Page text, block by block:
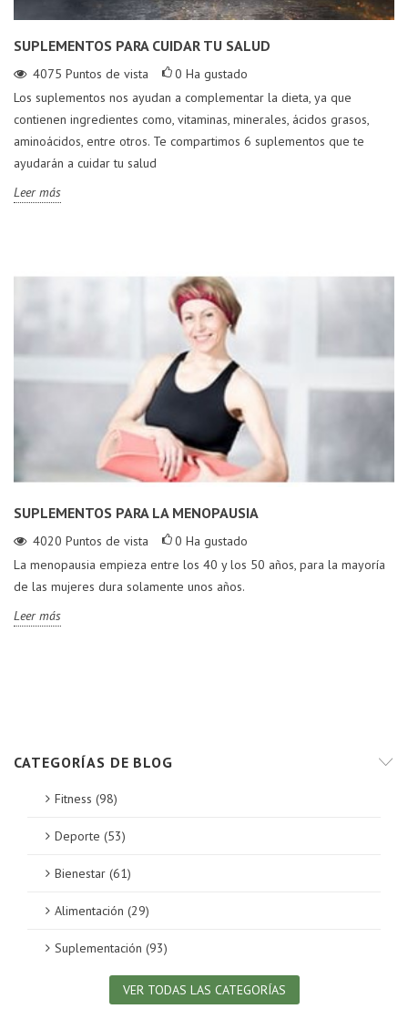
SUPLEMENTOS PARA CUIDAR TU SALUD
4075 Puntos de vista 0 Ha gustado
Los suplementos nos ayudan a complementar la dieta, ya que
contienen ingredientes como, vitaminas, minerales, ácidos grasos,
aminoácidos, entre otros. Te compartimos 6 suplementos que te
ayudarán a cuidar tu salud
Leer más
SUPLEMENTOS PARA LA MENOPAUSIA
4020 Puntos de vista 0 Ha gustado
La menopausia empieza entre los 40 y los 50 años, para la mayoría
de las mujeres dura solamente unos años.
Leer más
CATEGORÍAS DE BLOG
Fitness (98)
Deporte (53)
Bienestar (61)
Alimentación (29)
Suplementación (93)
VER TODAS LAS CATEGORÍAS